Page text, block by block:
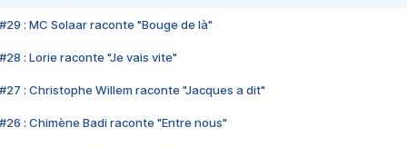
#29 : MC Solaar raconte "Bouge de là"
#28 : Lorie raconte "Je vais vite"
#27 : Christophe Willem raconte "Jacques a dit"
#26 : Chimène Badi raconte "Entre nous"